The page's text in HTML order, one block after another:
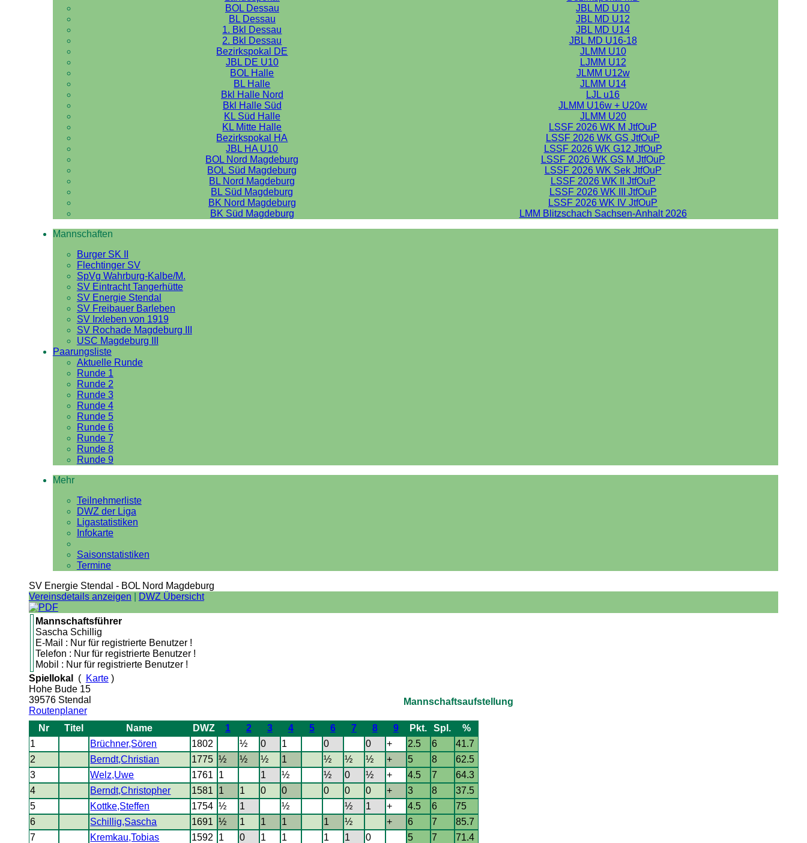
BOL Dessau
JBL MD U10
BL Dessau
JBL MD U12
1. Bkl Dessau
JBL MD U14
2. Bkl Dessau
JBL MD U16-18
Bezirkspokal DE
JLMM U10
JBL DE U10
LJMM U12
BOL Halle
JLMM U12w
BL Halle
JLMM U14
Bkl Halle Nord
LJL u16
Bkl Halle Süd
JLMM U16w + U20w
KL Süd Halle
JLMM U20
KL Mitte Halle
LSSF 2026 WK M JtfOuP
Bezirkspokal HA
LSSF 2026 WK GS JtfOuP
JBL HA U10
LSSF 2026 WK G12 JtfOuP
BOL Nord Magdeburg
LSSF 2026 WK GS M JtfOuP
BOL Süd Magdeburg
LSSF 2026 WK Sek JtfOuP
BL Nord Magdeburg
LSSF 2026 WK II JtfOuP
BL Süd Magdeburg
LSSF 2026 WK III JtfOuP
BK Nord Magdeburg
LSSF 2026 WK IV JtfOuP
BK Süd Magdeburg
LMM Blitzschach Sachsen-Anhalt 2026
Mannschaften
Burger SK II
Flechtinger SV
SpVg Wahrburg-Kalbe/M.
SV Eintracht Tangerhütte
SV Energie Stendal
SV Freibauer Barleben
SV Irxleben von 1919
SV Rochade Magdeburg III
USC Magdeburg III
Paarungsliste
Aktuelle Runde
Runde 1
Runde 2
Runde 3
Runde 4
Runde 5
Runde 6
Runde 7
Runde 8
Runde 9
Mehr
Teilnehmerliste
DWZ der Liga
Ligastatistiken
Infokarte
Saisonstatistiken
Termine
SV Energie Stendal - BOL Nord Magdeburg
Vereinsdetails anzeigen
DWZ Übersicht
Mannschaftsführer
Sascha Schillig
E-Mail : Nur für registrierte Benutzer !
Telefon : Nur für registrierte Benutzer !
Mobil : Nur für registrierte Benutzer !
Spiellokal
( Karte)
Hohe Bude 15
39576 Stendal
Routenplaner
Mannschaftsaufstellung
Nr Titel Name DWZ 1 2 3 4 5 6 7 8 9 Pkt. Spl.
%
1
Brüchner,Sören 1802 ½ 0 1 0 0 + 2.5 6
41.7
2
Berndt,Christian 1775 ½ ½ ½ 1 ½ ½ ½ + 5 8
62.5
3
Welz,Uwe 1761 1 1 ½ ½ 0 ½ + 4.5 7
64.3
4
Berndt,Christopher 1581 1 1 0 0 0 0 0 + 3 8
37.5
5
Kottke,Steffen 1754 ½ 1 ½ ½ 1 + 4.5 6
75
6
Schillig,Sascha 1691 ½ 1 1 1 1 ½ + 6 7
85.7
7
Kremkau,Tobias 1592 1 0 1 1 1 1 0 5 7
71.4